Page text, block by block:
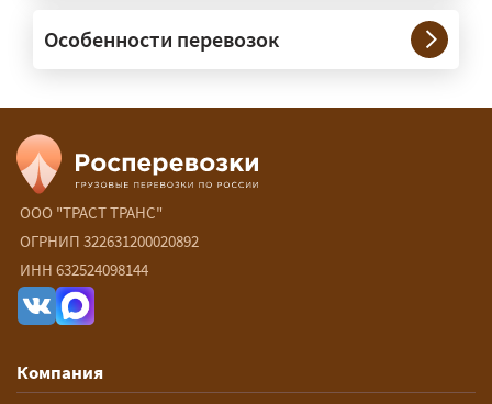
— Да, специализируемся на
межгородних перевозках по всей
России (от 100 км). Груз едет от
адреса до адреса на одной машине,
Калининград и Крым берём грузы от
500 кг.
Есть ли сборные и попутные
перевозки?
— Да, для небольших грузов это
км: ваш груз едет в машине,
Особенности перевозок
ООО "ТРАСТ ТРАНС"
ОГРНИП 322631200020892
ИНН 632524098144
Компания